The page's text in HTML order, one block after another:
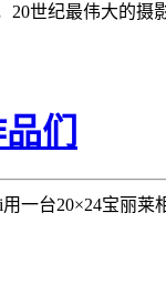
20世纪最伟大的摄
们
一台20×24宝丽